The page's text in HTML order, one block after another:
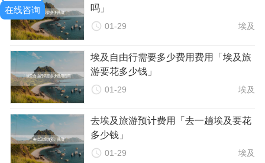
排队购票的高额费用。
五、其他费用
除了上述主要费用外，还有其他一些旅行成本需要考虑。交通
费用（如租车、出租车或公共交通），个人购物和娱乐费用
等。这些费用因人而异，建议根据个人需求和预算进行合理规
划。
六、预算规划示例
以下是一个简单的预算规划示例，供你参考：
机票费用：往返机票约6000元人民币
住宿费用：每晚300元人民币（共5晚）
餐饮费用：每天150元人民币（共7天）
吗」
 01-29 埃及
埃及自由行需要多少费用费用「埃及旅
游要花多少钱」
 01-29 埃及
去埃及旅游预计费用「去一趟埃及要花
多少钱」
 01-29 埃及
在线咨询